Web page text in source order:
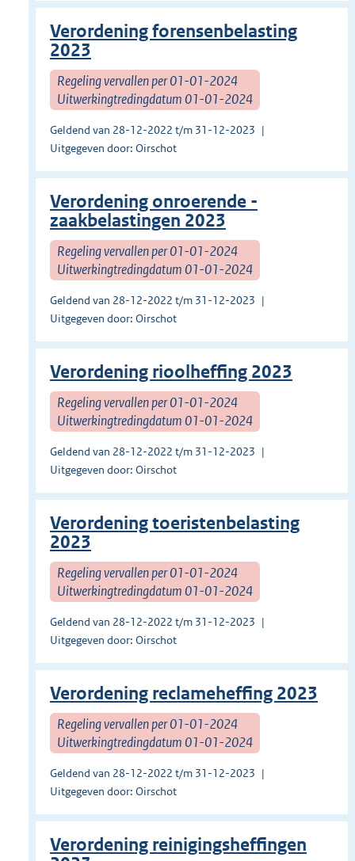
Verordening forensenbelasting
2023
Regeling vervallen per 01-01-2024
Uitwerkingtredingdatum 01-01-2024
Geldend van 28-12-2022 t/m 31-12-2023
Uitgegeven door: Oirschot
Verordening onroerende -
zaakbelastingen 2023
Regeling vervallen per 01-01-2024
Uitwerkingtredingdatum 01-01-2024
Geldend van 28-12-2022 t/m 31-12-2023
Uitgegeven door: Oirschot
Verordening rioolheffing 2023
Regeling vervallen per 01-01-2024
Uitwerkingtredingdatum 01-01-2024
Geldend van 28-12-2022 t/m 31-12-2023
Uitgegeven door: Oirschot
Verordening toeristenbelasting
2023
Regeling vervallen per 01-01-2024
Uitwerkingtredingdatum 01-01-2024
Geldend van 28-12-2022 t/m 31-12-2023
Uitgegeven door: Oirschot
Verordening reclameheffing 2023
Regeling vervallen per 01-01-2024
Uitwerkingtredingdatum 01-01-2024
Geldend van 28-12-2022 t/m 31-12-2023
Uitgegeven door: Oirschot
Verordening reinigingsheffingen